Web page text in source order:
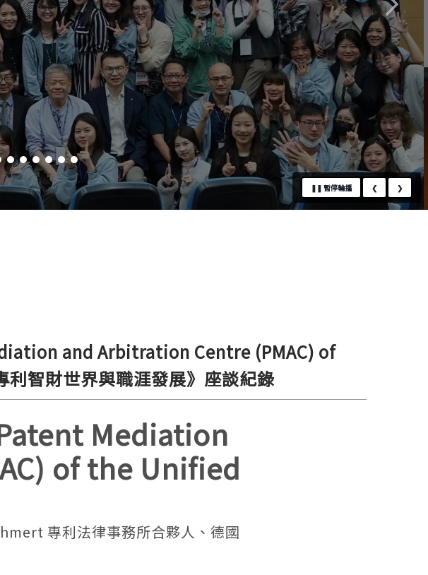
❚❚ 暫停輪播 ❮ ❯
and Arbitration Centre (PMAC) of
智財世界與職涯發展》座談紀錄
Mediation
of the Unified
專利法律事務所合夥人、德國